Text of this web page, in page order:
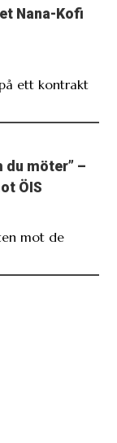
Nana-Kofi
på ett kontrakt
möter” –
ÖIS
mot de